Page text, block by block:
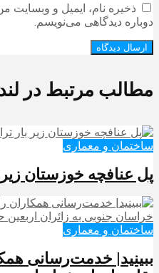
ذخیره نام، ایمیل و وبسایت
دوباره دیدگاهی می‌نویسم.
مطالب مرتبط در
ساختمان و معماری
پل عنافچه خوزستان
ساختمان و معماری
ببینید| خدمت‌رسانی